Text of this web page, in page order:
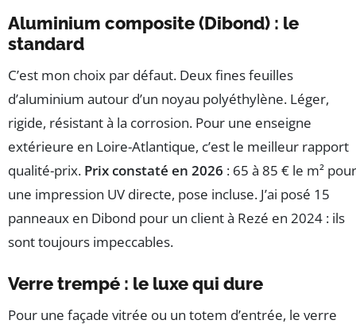
Aluminium composite (Dibond) : le
standard
C’est mon choix par défaut. Deux fines feuilles
d’aluminium autour d’un noyau polyéthylène. Léger,
rigide, résistant à la corrosion. Pour une enseigne
extérieure en Loire-Atlantique, c’est le meilleur rapport
qualité-prix. Prix constaté en 2026 : 65 à 85 € le m² pour
une impression UV directe, pose incluse. J’ai posé 15
panneaux en Dibond pour un client à Rezé en 2024 : ils
sont toujours impeccables.
Verre trempé : le luxe qui dure
Pour une façade vitrée ou un totem d’entrée, le verre